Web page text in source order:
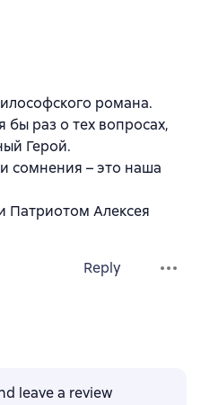
романа.
бы раз о тех вопросах,
Герой.
сомнения – это наша
Патриотом Алексея
Reply
leave a review